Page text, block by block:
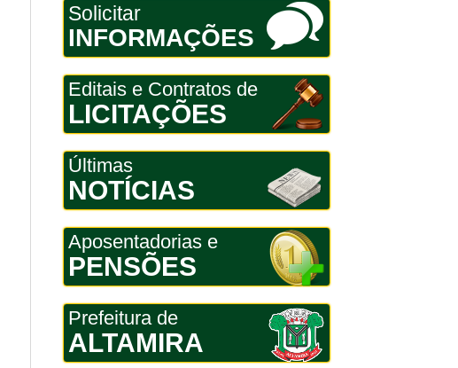
Solicitar
INFORMAÇÕES
Editais e Contratos de
LICITAÇÕES
Últimas
NOTÍCIAS
Aposentadorias e
PENSÕES
Prefeitura de
ALTAMIRA